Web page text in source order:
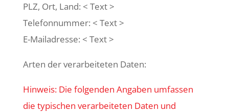
PLZ, Ort, Land: < Text >
Telefonnummer: < Text >
E-Mailadresse: < Text >
Arten der verarbeiteten Daten:
Hinweis: Die folgenden Angaben umfassen
die typischen verarbeiteten Daten und